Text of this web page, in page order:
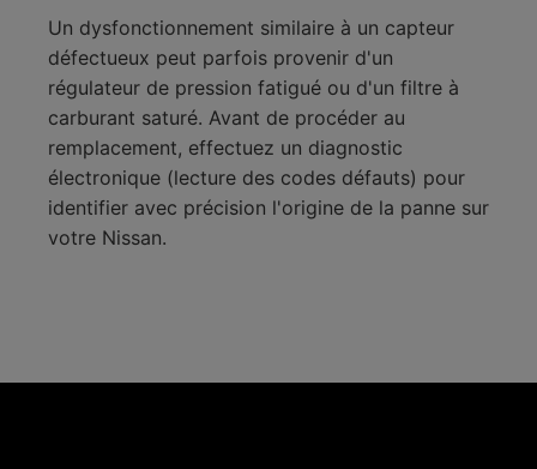
Un dysfonctionnement similaire à un capteur
défectueux peut parfois provenir d'un
régulateur de pression fatigué ou d'un filtre à
carburant saturé. Avant de procéder au
remplacement, effectuez un diagnostic
électronique (lecture des codes défauts) pour
identifier avec précision l'origine de la panne sur
votre Nissan.